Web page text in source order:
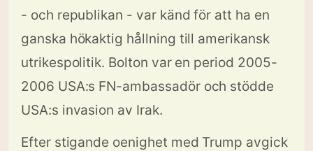
- och republikan - var känd för att ha en
ganska hökaktig hållning till amerikansk
utrikespolitik. Bolton var en period 2005-
2006 USA:s FN-ambassadör och stödde
USA:s invasion av Irak.
Efter stigande oenighet med Trump avgick